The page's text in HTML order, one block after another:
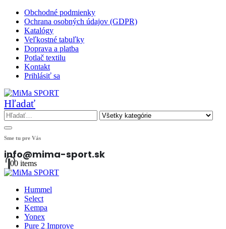
Obchodné podmienky
Ochrana osobných údajov (GDPR)
Katalógy
Veľkostné tabuľky
Doprava a platba
Potlač textilu
Kontakt
Prihlásiť sa
Hľadať
Sme tu pre Vás
info@mima-sport.sk
00 items
Hummel
Select
Kempa
Yonex
Pure 2 Improve